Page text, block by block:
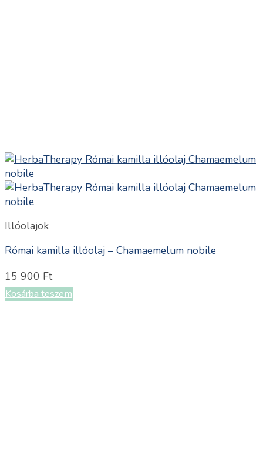
Illóolajok
Római kamilla illóolaj – Chamaemelum nobile
15 900 Ft
Kosárba teszem